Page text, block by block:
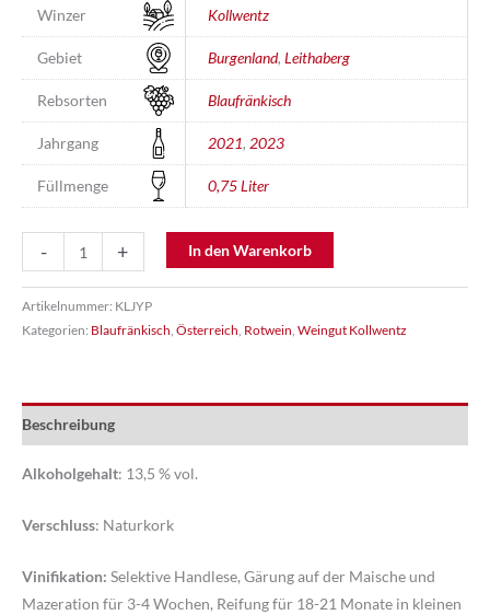
Winzer Kollwentz
Gebiet Burgenland, Leithaberg
Rebsorten Blaufränkisch
Jahrgang 2021, 2023
Füllmenge 0,75 Liter
-
Blaufränkisch
Leithakalk
Menge
+ In den Warenkorb
Artikelnummer: KLJYP
Kategorien: Blaufränkisch, Österreich, Rotwein, Weingut Kollwentz
Beschreibung
Alkoholgehalt: 13,5 % vol.
Verschluss: Naturkork
Vinifikation: Selektive Handlese, Gärung auf der Maische und
Mazeration für 3-4 Wochen, Reifung für 18-21 Monate in kleinen